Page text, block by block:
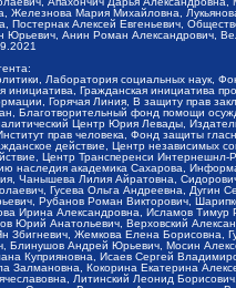
Мария Михайловна,
Алексей Евгеньевич,
Анин Роман Александрович,
Лаборатория социальных
Гражданская инициатива
Горячая Линия, В защиту прав
Благотворительный фонд помощи
Центр Юрия Левады,
прав человека, Фонд защиты
действие, Центр
Центр Трансперенси
наследия академика Сахарова,
Чанышева Лилия Айратовна,
Гусева Ольга Андреевна, Дугин
Рубанов Роман Викторович,
Ирина Александровна, Исламов
Юрий Анатольевич, Верховский
Збигневич, Жемкова Елена
Блинушов Андрей Юрьевич, Мосин
Куприяновна, Исаев Сергей
Кокорина Екатерина
Литинский Леонид